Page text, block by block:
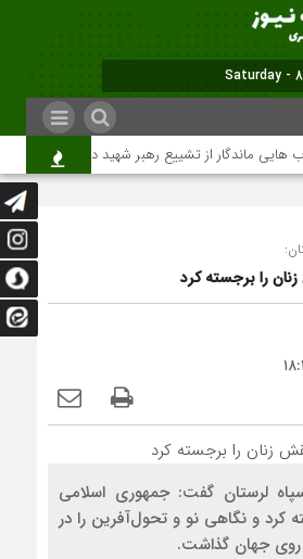
هایی ماندگار از تشییع رهبر شهید در تهران
را برجسته کرد
لرستان گفت: جمهوری اسلامی
کرد و نگاهی نو و تحول‌آفرین را در
جهان گذاشت.